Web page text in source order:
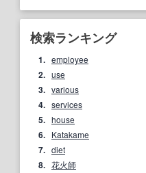
検索ランキング
1. employee
2. use
3. various
4. services
5. house
6. Katakame
7. diet
8. 花火師